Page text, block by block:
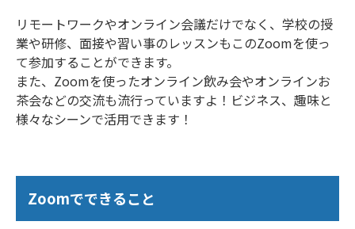
リモートワークやオンライン会議だけでなく、学校の授
業や研修、面接や習い事のレッスンもこのZoomを使っ
て参加することができます。
また、Zoomを使ったオンライン飲み会やオンラインお
茶会などの交流も流行っていますよ！ビジネス、趣味と
様々なシーンで活用できます！
Zoomでできること